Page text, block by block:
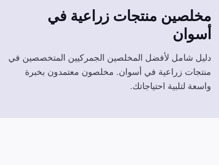
مخلصين منتجات زراعية في
أسوان
دليل شامل لأفضل المخلصين الجمركيين المتخصصين في
منتجات زراعية في أسوان. مخلصون معتمدون بخبرة
واسعة لتلبية احتياجاتك.